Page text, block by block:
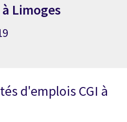
Limoges
d'emplois CGI à